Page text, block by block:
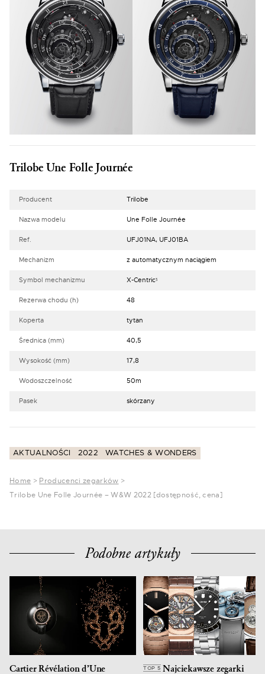
Trilobe Une Folle Journée
Producent Trilobe
Nazwa modelu Une Folle Journée
Ref. UFJ01NA, UFJ01BA
Mechanizm z automatycznym naciągiem
Symbol mechanizmu X-Centricᶾ
Rezerwa chodu (h) 48
Koperta tytan
Średnica (mm) 40,5
Wysokość (mm) 17,8
Wodoszczelność 50m
Pasek skórzany
AKTUALNOŚCI 2022 WATCHES & WONDERS
Home > Producenci zegarków >
Trilobe Une Folle Journée – W&W 2022 [dostępność, cena]
Podobne artykuły
Cartier Révélation d’Une TOP 5Najciekawsze zegarki